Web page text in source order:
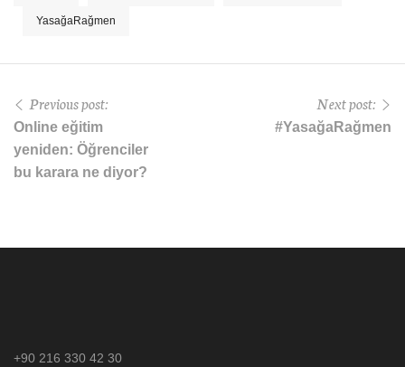
YasağaRağmen
Previous post:
Online eğitim
yeniden: Öğrenciler
bu karara ne diyor?
Next post:
#YasağaRağmen
+90 216 330 42 30